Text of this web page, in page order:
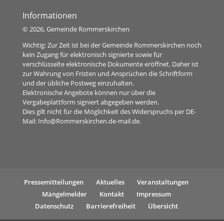
Informationen
© 2026, Gemeinde Rommerskirchen
Wichtig: Zur Zeit ist bei der Gemeinde Rommerskirchen noch
kein Zugang für elektronisch signierte sowie für
verschlüsselte elektronische Dokumente eröffnet. Daher ist
zur Wahrung von Fristen und Ansprüchen die Schriftform
und der übliche Postweg einzuhalten.
Elektronische Angebote können nur über die
Vergabeplattform signiert abgegeben werden.
Dies gilt nicht für die Möglichkeit des Widerspruchs per DE-
Mail: Info@Rommerskirchen.de-mail.de.
Pressemitteilungen Aktuelles
Veranstaltungen
Mängelmelder
Kontakt
Impressum
Datenschutz
Barrierefreiheit Übersicht